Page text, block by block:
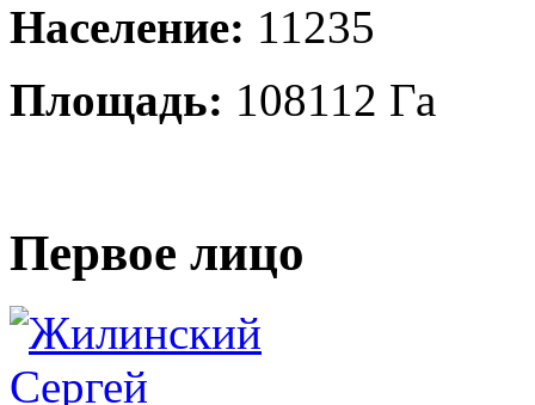
Население: 11235
Площадь: 108112 Га
Первое лицо